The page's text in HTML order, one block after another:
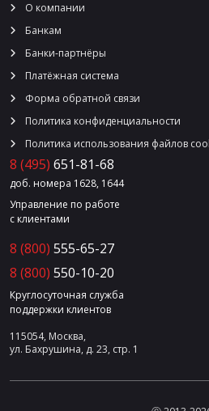
О компании
Банкам
Банки-партнёры
Платёжная система
Форма обратной связи
Политика конфиденциальности
Политика использования файлов
8 (495) 651-81-68
доб. номера 1628, 1644
Управление по работе
с клиентами
8 (800) 555-65-27
8 (800) 550-10-20
Круглосуточная служба
поддержки клиентов
115054, Москва,
ул. Бахрушина, д. 23, стр. 1